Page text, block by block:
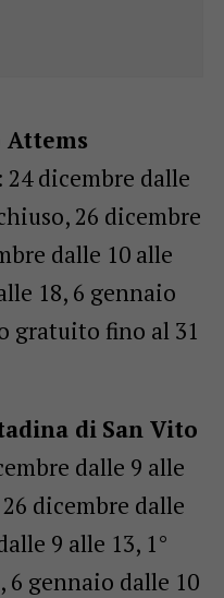
Attems
24 dicembre dalle
26 dicembre
dalle 10 alle
18, 6 gennaio
gratuito fino al 31
di San Vito
dalle 9 alle
dicembre dalle
9 alle 13, 1°
6 gennaio dalle 10